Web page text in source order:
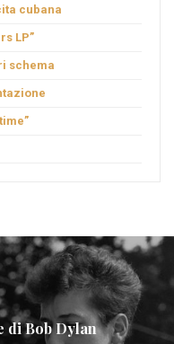
cubana
LP”
schema
Dylan